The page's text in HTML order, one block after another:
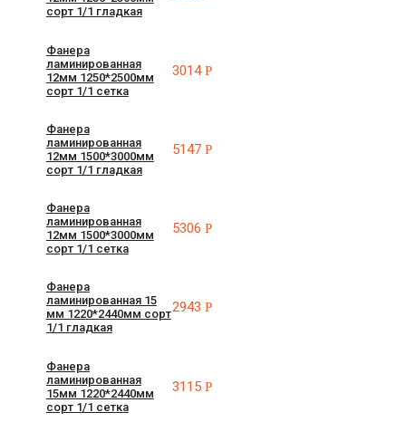
сорт 1/1 гладкая
Фанера
ламинированная
12мм 1250*2500мм
сорт 1/1 сетка
3014Р
Фанера
ламинированная
12мм 1500*3000мм
сорт 1/1 гладкая
5147Р
Фанера
ламинированная
12мм 1500*3000мм
сорт 1/1 сетка
5306Р
Фанера
ламинированная 15
мм 1220*2440мм сорт
1/1 гладкая
2943Р
Фанера
ламинированная
15мм 1220*2440мм
сорт 1/1 сетка
3115Р